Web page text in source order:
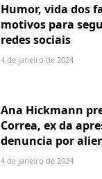
Humor, vida dos
motivos para
redes sociais
4 de janeiro de 2024
Ana Hickmann
Correa, ex da
denuncia por
4 de janeiro de 2024